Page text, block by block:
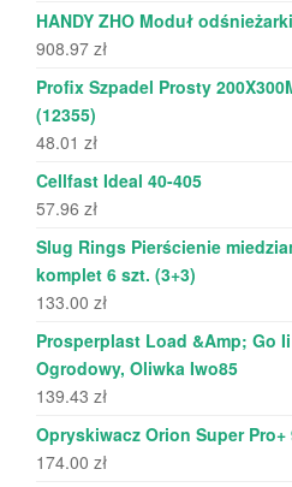
HANDY ZHO Moduł
908.97 zł
Profix Szpadel Prosty
(12355)
48.01 zł
Cellfast Ideal 40-405
57.96 zł
Slug Rings Pierścienie
komplet 6 szt. (3+3)
133.00 zł
Prosperplast Load &Amp; Go
Ogrodowy, Oliwka Iwo85
139.43 zł
Opryskiwacz Orion Super Pro+
174.00 zł